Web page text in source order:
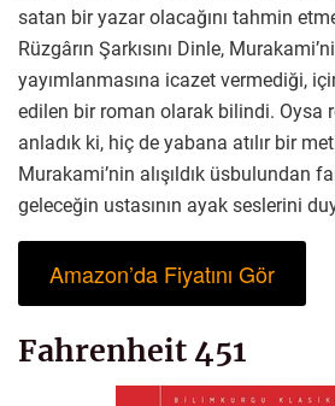
satan bir yazar olacağını tahmin
Rüzgârın Şarkısını Dinle,
yayımlanmasına icazet vermediği,
edilen bir roman olarak bilindi. Oysa
anladık ki, hiç de yabana atılır bir
Murakami’nin alışıldık üsbulundan
geleceğin ustasının ayak seslerini
Amazon’da Fiyatını Gör
Fahrenheit 451